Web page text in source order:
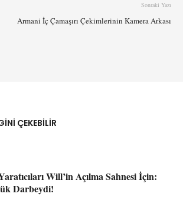
Sonraki Yazı
Armani İç Çamaşırı Çekimlerinin Kamera Arkası
ÇEKEBILIR
Will’in Açılma Sahnesi İçin:
Darbeydi!